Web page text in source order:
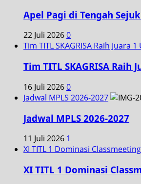
Apel Pagi di Tengah
22 Juli 20260
Tim TITL SKAGRISA Raih Juara
Tim TITL SKAGRISA Raih
16 Juli 20260
Jadwal MPLS 2026-2027
Jadwal MPLS 2026-2027
11 Juli 2026 1
XI TITL 1 Dominasi
XI TITL 1 Dominasi